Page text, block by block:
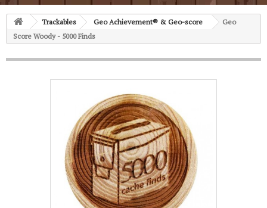
Trackables Geo Achievement® & Geo-score
Geo
Score Woody - 5000 Finds